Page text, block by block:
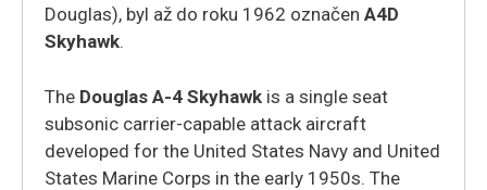
Douglas), byl až do roku 1962 označen A4D
Skyhawk.
The Douglas A-4 Skyhawk is a single seat
subsonic carrier-capable attack aircraft
developed for the United States Navy and United
States Marine Corps in the early 1950s. The